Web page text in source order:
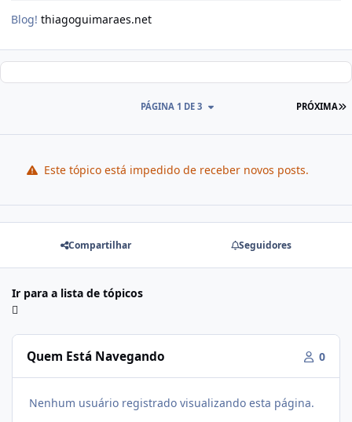
Blog! thiagoguimaraes.net
PRÓXIMA
PÁGINA 1 DE 3
Este tópico está impedido de receber novos posts.
Compartilhar Seguidores
Ir para a lista de tópicos
Quem Está Navegando 0
Nenhum usuário registrado visualizando esta página.